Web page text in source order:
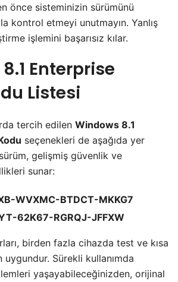
önce sisteminizin sürümünü
kontrol etmeyi unutmayın. Yanlış
işlemini başarısız kılar.
Enterprise
Listesi
tercih edilen Windows 8.1
seçenekleri de aşağıda yer
gelişmiş güvenlik ve
sunar:
WVXMC-BTDCT-MKKG7
62K67-RGRQJ-JFFXW
birden fazla cihazda test ve kısa
uygundur. Sürekli kullanımda
yaşayabileceğinizden, orijinal